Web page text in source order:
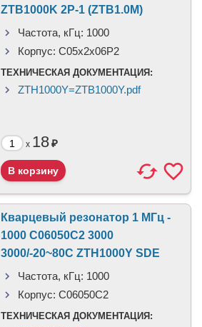
ZTB1000K 2P-1 (ZTB1.0M)
Частота, кГц: 1000
Корпус: C05x2x06P2
ТЕХНИЧЕСКАЯ ДОКУМЕНТАЦИЯ:
ZTH1000Y=ZTB1000Y.pdf
x 18₽
Кварцевый резонатор 1 МГц -
1000 C06050C2 3000
3000/-20~80C ZTH1000Y SDE
Частота, кГц: 1000
Корпус: C06050C2
ТЕХНИЧЕСКАЯ ДОКУМЕНТАЦИЯ: